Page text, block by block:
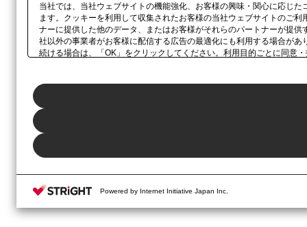
当社では、当社ウェブサイトの機能強化、お客様の興味・関心に応じ
ます。クッキーを利用して収集されたお客様の当社ウェブサイトのご
ナーに提供した他のデータ、またはお客様がそれらのパートナーが提
社以外の事業者がお客様に配信する広告の最適化にも利用する場合が
続ける場合は、「OK」をクリックしてください。利用目的ごとに同意
Powered by Internet Initiative Japan Inc.